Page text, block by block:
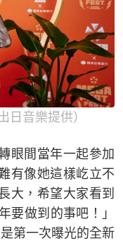
日音樂提供）
眼間當年一起參加
有像她這樣屹立不
大，希望大家看到
要做到的事吧！」
第一次曝光的全新